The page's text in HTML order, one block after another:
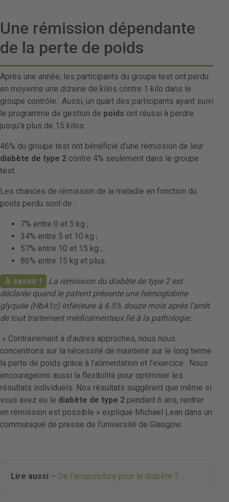
Une rémission dépendante
de la perte de poids
Après une année, les participants du groupe test ont perdu
en moyenne une dizaine de kilos contre 1 kilo dans le
groupe contrôle. Aussi, un quart des participants ayant suivi
le programme de gestion de poids ont réussi à perdre
jusqu’à plus de 15 kilos.
46% du groupe test ont bénéficié d’une rémission de leur
diabète de type 2 contre 4% seulement dans le groupe
test.
Les chances de rémission de la maladie en fonction du
poids perdu sont de :
7% entre 0 et 5 kg ;
34% entre 5 et 10 kg ;
57% entre 10 et 15 kg ;
86% entre 15 kg et plus.
À savoir !
La rémission du diabète de type 2 est
déclarée quand le patient présente une hémoglobine
glyquée (HbA1c) inférieure à 6.5% douze mois après l’arrêt
de tout traitement médicamenteux lié à la pathologie.
« Contrairement à d’autres approches, nous nous
concentrons sur la nécessité de maintenir sur le long terme
la perte de poids grâce à l’alimentation et l’exercice. Nous
encourageons aussi la flexibilité pour optimiser les
résultats individuels. Nos résultats suggèrent que même si
vous avez eu le diabète de type 2 pendant 6 ans, rentrer
en rémission est possible » explique Michael Lean dans un
communiqué de presse de l’université de Glasgow.
.
Lire aussi – De l’acupuncture pour le diabète ?